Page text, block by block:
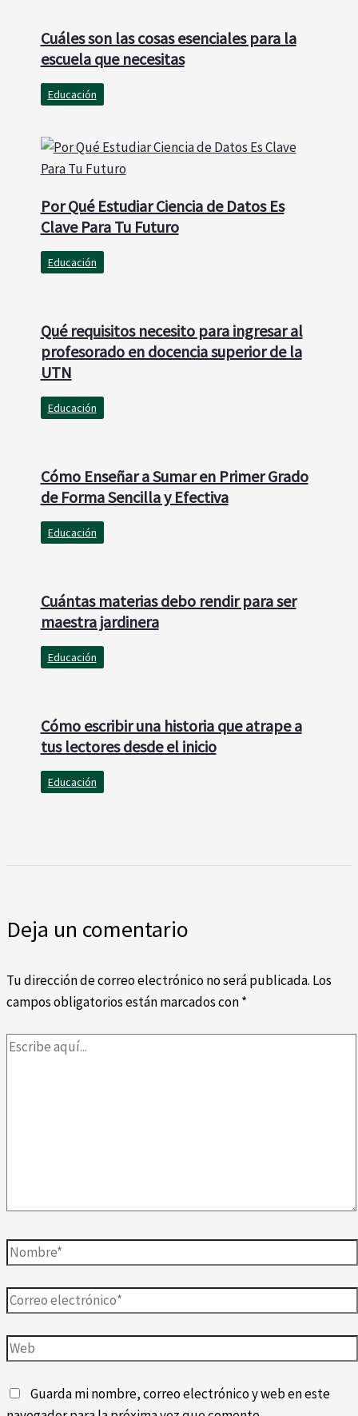
Cuáles son las cosas esenciales para la
escuela que necesitas
Educación
Por Qué Estudiar Ciencia de Datos Es
Clave Para Tu Futuro
Educación
Qué requisitos necesito para ingresar al
profesorado en docencia superior de la
UTN
Educación
Cómo Enseñar a Sumar en Primer Grado
de Forma Sencilla y Efectiva
Educación
Cuántas materias debo rendir para ser
maestra jardinera
Educación
Cómo escribir una historia que atrape a
tus lectores desde el inicio
Educación
Deja un comentario
Tu dirección de correo electrónico no será publicada. Los
campos obligatorios están marcados con*
Escribe
Nombre*
Correo
electrónico*
Web
Guarda mi nombre, correo electrónico y web en este